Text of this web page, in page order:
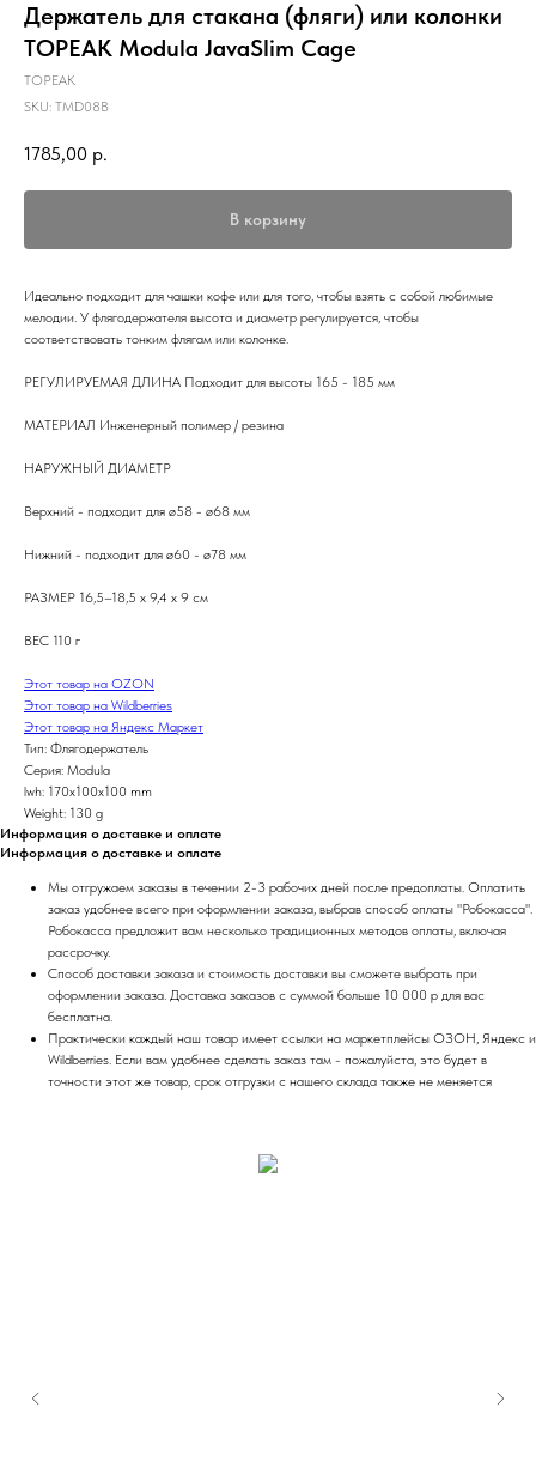
Держатель для стакана (фляги) или колонки
TOPEAK Modula JavaSlim Cage
TOPEAK
SKU: TMD08B
1785,00 р.
В корзину
Идеально подходит для чашки кофе или для того, чтобы взять с собой любимые
мелодии. У флягодержателя высота и диаметр регулируется, чтобы
соответствовать тонким флягам или колонке.
РЕГУЛИРУЕМАЯ ДЛИНА Подходит для высоты 165 - 185 мм
МАТЕРИАЛ Инженерный полимер / резина
НАРУЖНЫЙ ДИАМЕТР
Верхний - подходит для ø58 - ø68 мм
Нижний - подходит для ø60 - ø78 мм
РАЗМЕР 16,5–18,5 x 9,4 x 9 см
ВЕС 110 г
Этот товар на OZON
Этот товар на Wildberries
Этот товар на Яндекс Маркет
Тип: Флягодержатель
Серия: Modula
lwh: 170x100x100 mm
Weight: 130 g
Информация о доставке и оплате
Информация о доставке и оплате
Мы отгружаем заказы в течении 2-3 рабочих дней после предоплаты. Оплатить
заказ удобнее всего при оформлении заказа, выбрав способ оплаты "Робокасса".
Робокасса предложит вам несколько традиционных методов оплаты, включая
рассрочку.
Способ доставки заказа и стоимость доставки вы сможете выбрать при
оформлении заказа. Доставка заказов с суммой больше 10 000 р для вас
бесплатна.
Практически каждый наш товар имеет ссылки на маркетплейсы ОЗОН, Яндекс и
Wildberries. Если вам удобнее сделать заказ там - пожалуйста, это будет в
точности этот же товар, срок отгрузки с нашего склада также не меняется